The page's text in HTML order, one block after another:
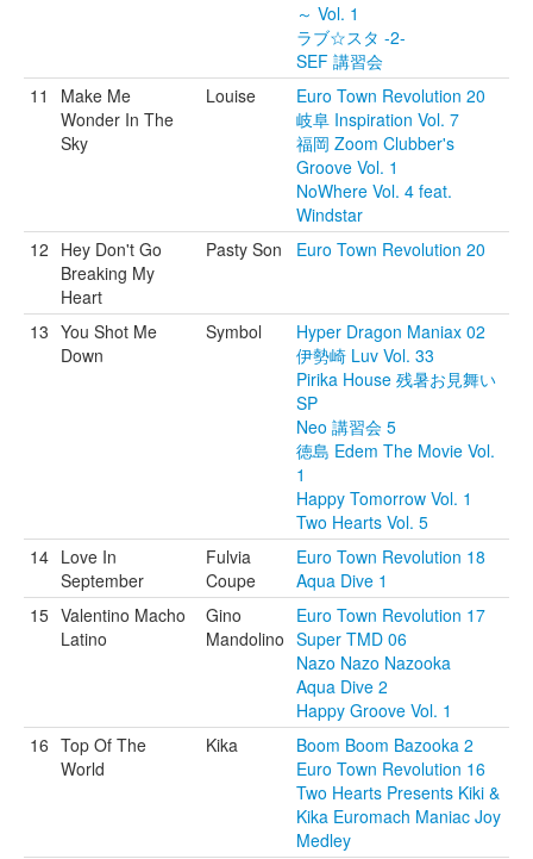
～ Vol. 1
ラブ☆スタ -2-
SEF 講習会
11
Make Me
Wonder In The
Sky
Louise
Euro Town Revolution 20
岐阜 Inspiration Vol. 7
福岡 Zoom Clubber's
Groove Vol. 1
NoWhere Vol. 4 feat.
Windstar
12 Hey Don't Go
Breaking My
Heart
Pasty Son Euro Town Revolution 20
13 You Shot Me
Down
Symbol
Hyper Dragon Maniax 02
伊勢崎 Luv Vol. 33
Pirika House 残暑お見舞い
SP
Neo 講習会 5
徳島 Edem The Movie Vol.
1
Happy Tomorrow Vol. 1
Two Hearts Vol. 5
14 Love In
September
Fulvia
Coupe
Euro Town Revolution 18
Aqua Dive 1
15 Valentino Macho
Latino
Gino
Mandolino
Euro Town Revolution 17
Super TMD 06
Nazo Nazo Nazooka
Aqua Dive 2
Happy Groove Vol. 1
16 Top Of The
World
Kika
Boom Boom Bazooka 2
Euro Town Revolution 16
Two Hearts Presents Kiki &
Kika Euromach Maniac Joy
Medley